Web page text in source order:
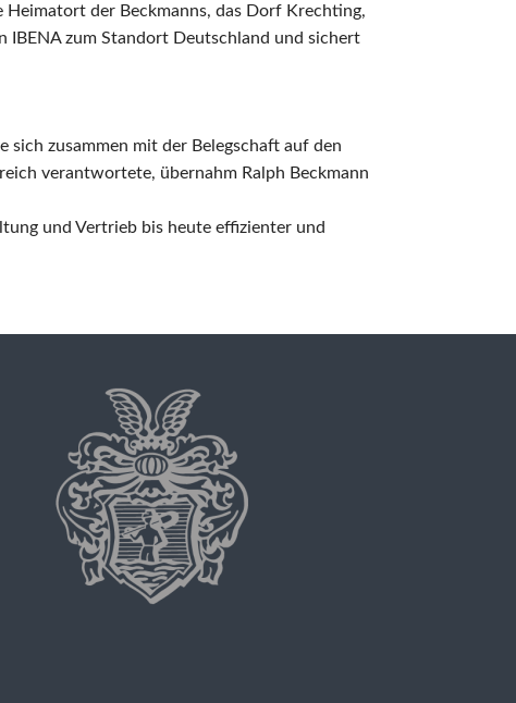
Heimatort der Beckmanns, das Dorf Krechting,
IBENA zum Standort Deutschland und sichert
zusammen mit der Belegschaft auf den
verantwortete, übernahm Ralph Beckmann
und Vertrieb bis heute effizienter und